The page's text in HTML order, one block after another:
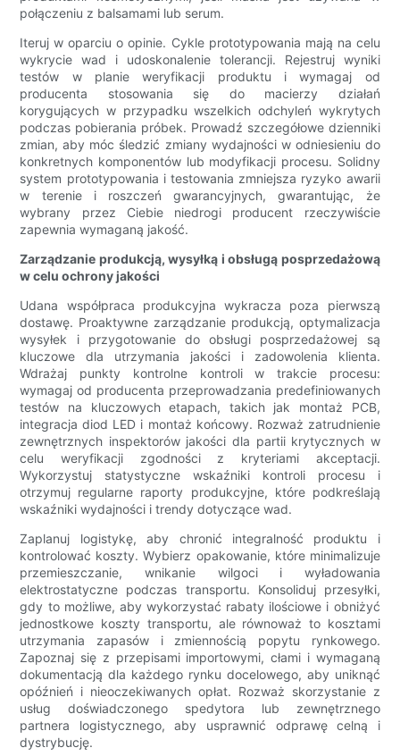
połączeniu z balsamami lub serum.
Iteruj w oparciu o opinie. Cykle prototypowania mają na celu
wykrycie wad i udoskonalenie tolerancji. Rejestruj wyniki
testów w planie weryfikacji produktu i wymagaj od
producenta stosowania się do macierzy działań
korygujących w przypadku wszelkich odchyleń wykrytych
podczas pobierania próbek. Prowadź szczegółowe dzienniki
zmian, aby móc śledzić zmiany wydajności w odniesieniu do
konkretnych komponentów lub modyfikacji procesu. Solidny
system prototypowania i testowania zmniejsza ryzyko awarii
w terenie i roszczeń gwarancyjnych, gwarantując, że
wybrany przez Ciebie niedrogi producent rzeczywiście
zapewnia wymaganą jakość.
Zarządzanie produkcją, wysyłką i obsługą posprzedażową
w celu ochrony jakości
Udana współpraca produkcyjna wykracza poza pierwszą
dostawę. Proaktywne zarządzanie produkcją, optymalizacja
wysyłek i przygotowanie do obsługi posprzedażowej są
kluczowe dla utrzymania jakości i zadowolenia klienta.
Wdrażaj punkty kontrolne kontroli w trakcie procesu:
wymagaj od producenta przeprowadzania predefiniowanych
testów na kluczowych etapach, takich jak montaż PCB,
integracja diod LED i montaż końcowy. Rozważ zatrudnienie
zewnętrznych inspektorów jakości dla partii krytycznych w
celu weryfikacji zgodności z kryteriami akceptacji.
Wykorzystuj statystyczne wskaźniki kontroli procesu i
otrzymuj regularne raporty produkcyjne, które podkreślają
wskaźniki wydajności i trendy dotyczące wad.
Zaplanuj logistykę, aby chronić integralność produktu i
kontrolować koszty. Wybierz opakowanie, które minimalizuje
przemieszczanie, wnikanie wilgoci i wyładowania
elektrostatyczne podczas transportu. Konsoliduj przesyłki,
gdy to możliwe, aby wykorzystać rabaty ilościowe i obniżyć
jednostkowe koszty transportu, ale równoważ to kosztami
utrzymania zapasów i zmiennością popytu rynkowego.
Zapoznaj się z przepisami importowymi, cłami i wymaganą
dokumentacją dla każdego rynku docelowego, aby uniknąć
opóźnień i nieoczekiwanych opłat. Rozważ skorzystanie z
usług doświadczonego spedytora lub zewnętrznego
partnera logistycznego, aby usprawnić odprawę celną i
dystrybucję.